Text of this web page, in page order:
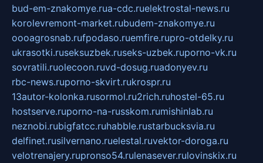
bud-em-znakomye.rua-cdc.ruelektrostal-news.ru
korolevremont-market.rubudem-znakomye.ru
oooagrosnab.rufpodaso.ruemfire.rupro-otdelky.ru
ukrasotki.ruseksuzbek.ruseks-uzbek.ruporno-vk.ru
sovratili.ruolecoon.ruvd-dosug.ruadonyev.ru
rbc-news.ruporno-skvirt.rukrospr.ru
13autor-kolonka.rusormol.ru2rich.ruhostel-65.ru
hostserve.ruporno-na-russkom.rumishinlab.ru
neznobi.rubigfatcc.ruhabble.rustarbucksvia.ru
delfinet.rusilvernano.ruelestal.ruvektor-doroga.ru
velotrenajery.rupronso54.rulenasever.rulovinskix.ru